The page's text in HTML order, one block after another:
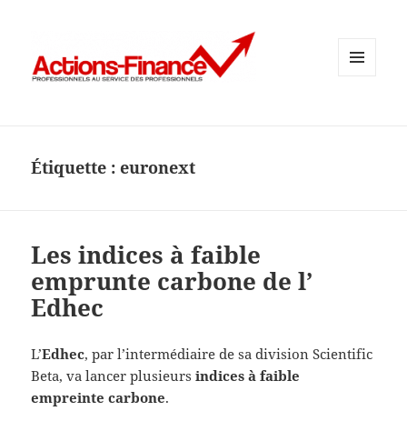
Étiquette :euronext
Les indices à faible
emprunte carbone de l’
Edhec
L’Edhec, par l’intermédiaire de sa division Scientific
Beta, va lancer plusieursindices à faible
empreinte carbone.